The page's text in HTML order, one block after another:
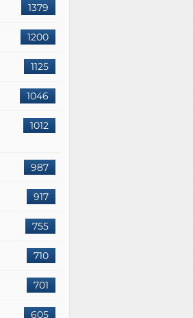
1379
1200
1125
1046
1012
987
917
755
710
701
605